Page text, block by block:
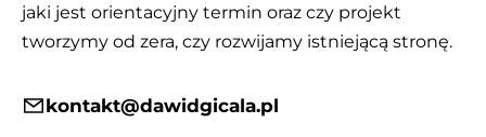
jaki jest orientacyjny termin oraz czy projekt
tworzymy od zera, czy rozwijamy istniejącą stronę.
kontakt@dawidgicala.pl